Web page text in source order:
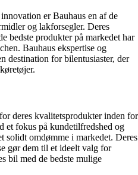
er Bauhaus en af de
og lakforsegler. Deres
bedste produkter på markedet har
Bauhaus ekspertise og
destination for bilentusiaster, der
deres kvalitetsprodukter inden for
et fokus på kundetilfredshed og
solidt omdømme i markedet. Deres
gør dem til et ideelt valg for
bil med de bedste mulige